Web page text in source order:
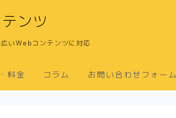
ンツ
いWebコンテンツに対応
料金 コラム お問い合わせフォーム